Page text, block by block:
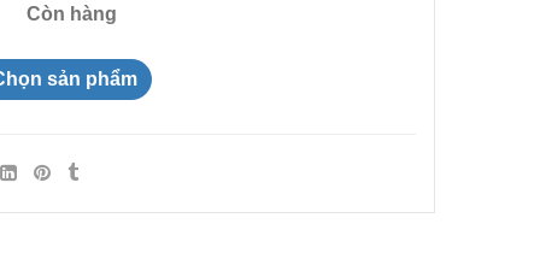
Còn hàng
sản phẩm